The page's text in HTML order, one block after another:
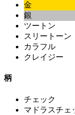
金
銀
ツートン
スリートーン
カラフル
クレイジー
柄
チェック
マドラスチェ